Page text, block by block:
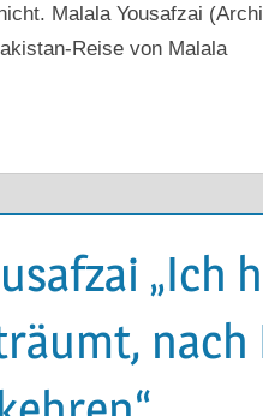
Malala Yousafzai
Reise von Malala
„Ich
nach